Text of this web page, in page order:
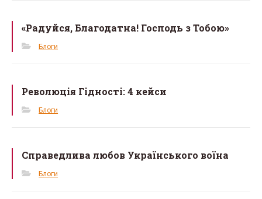
«Радуйся, Благодатна! Господь з Тобою»
Блоги
Революція Гідності: 4 кейси
Блоги
Справедлива любов Українського воїна
Блоги